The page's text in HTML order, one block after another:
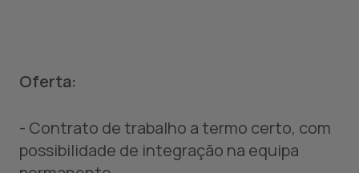
Oferta:
- Contrato de trabalho a termo certo, com
possibilidade de integração na equipa